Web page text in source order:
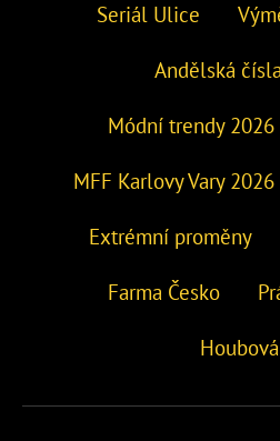
Seriál Ulice
Andělská čísla
Módní trendy 2026
MFF Karlovy Vary 2026
Extrémní proměny
Farma Česko